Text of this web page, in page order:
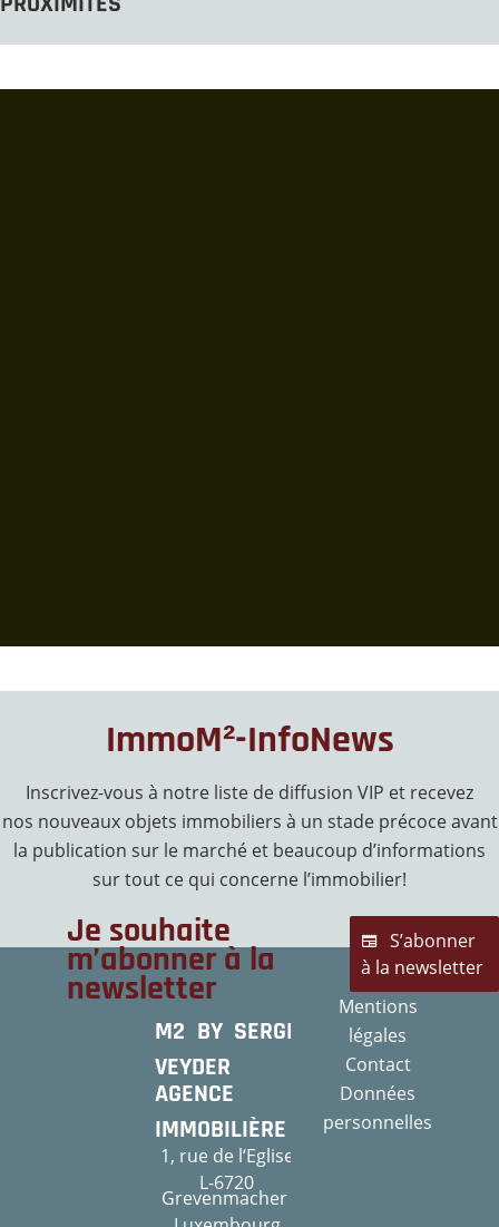
ImmoM²-InfoNews
Inscrivez-vous à notre liste de diffusion VIP et recevez
nos nouveaux objets immobiliers à un stade précoce avant
la publication sur le marché et beaucoup d’informations
sur tout ce qui concerne l’immobilier!
Je souhaite
m’abonner à la
newsletter
S’abonner
à la newsletter
M2 BY SERGE
VEYDER
AGENCE
IMMOBILIÈRE
1, rue de l‘Eglise
L-6720
Grevenmacher
Mentions
légales
Contact
Données
personnelles